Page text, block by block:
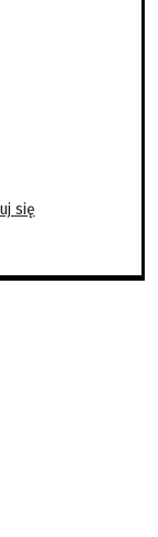
się